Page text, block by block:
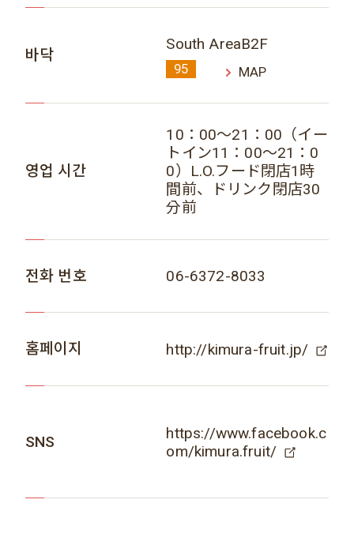
바닥
South AreaB2F
95 MAP
영업 시간
10：00～21：00（イー
トイン11：00～21：0
0）L.O.フード閉店1時
間前、ドリンク閉店30
分前
전화 번호 06-6372-8033
홈페이지 http://kimura-fruit.jp/
SNS
https://www.facebook.c
om/kimura.fruit/